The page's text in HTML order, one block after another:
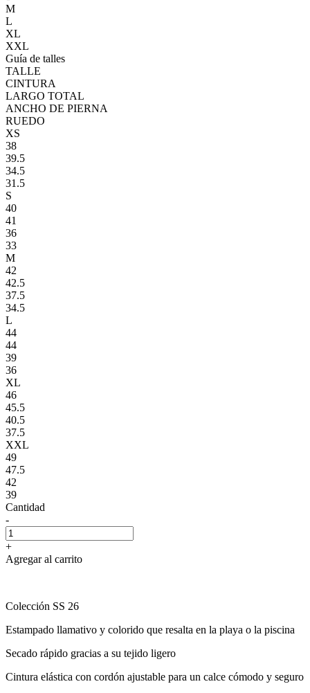
M
L
XL
XXL
Guía de talles
TALLE
CINTURA
LARGO TOTAL
ANCHO DE PIERNA
RUEDO
XS
38
39.5
34.5
31.5
S
40
41
36
33
M
42
42.5
37.5
34.5
L
44
44
39
36
XL
46
45.5
40.5
37.5
XXL
49
47.5
42
39
Cantidad
-
+
Agregar al carrito
Colección SS 26
Estampado llamativo y colorido que resalta en la playa o la piscina
Secado rápido gracias a su tejido ligero
Cintura elástica con cordón ajustable para un calce cómodo y seguro